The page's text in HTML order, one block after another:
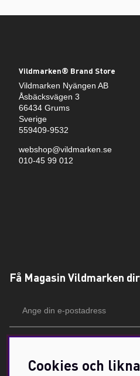
Vildmarken® Brand Store
Vildmarken Nyängen AB
Åsbäcksvägen 3
66434 Grums
Sverige
559409-9532
webshop@vildmarken.se
010-45 99 012
Få Magasin Vildmarken
postadress
Cookies och